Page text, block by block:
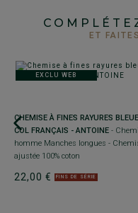
ET
EXCLU WEB
CHEMISE À FINES RAYURES
COL FRANÇAIS - ANTOINE -
homme Manches longues -
ajustée 100% coton
22,00 € FINS DE SÉRIE